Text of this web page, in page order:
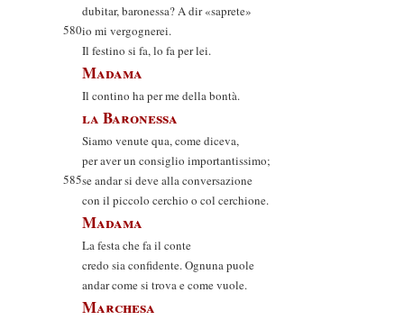
dubitar, baronessa? A dir «saprete»
580io mi vergognerei.
Il festino si fa, lo fa per lei.
Madama
Il contino ha per me della bontà.
la Baronessa
Siamo venute qua, come diceva,
per aver un consiglio importantissimo;
585se andar si deve alla conversazione
con il piccolo cerchio o col cerchione.
Madama
La festa che fa il conte
credo sia confidente. Ognuna puole
andar come si trova e come vuole.
Marchesa